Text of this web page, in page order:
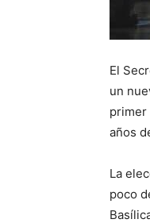
El
un
primer
años
La
poco